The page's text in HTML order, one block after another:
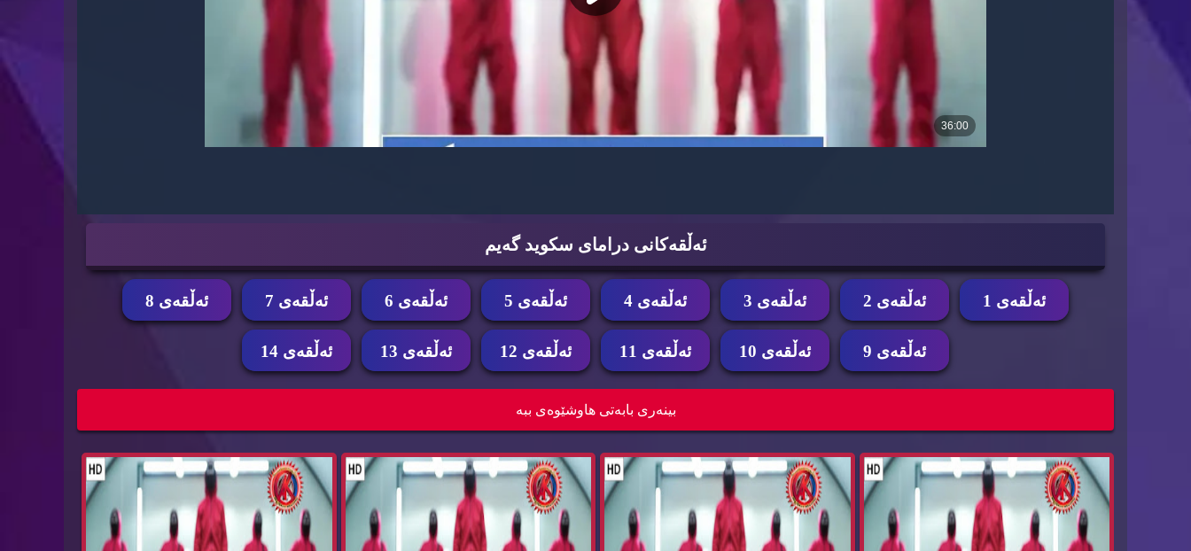
ئه‌ڵقه‌كانی درامای سكوید گه‌یم
ئه‌ڵقه‌ی 1 ئه‌ڵقه‌ی 2 ئه‌ڵقه‌ی 3 ئه‌ڵقه‌ی 4 ئه‌ڵقه‌ی 5 ئه‌ڵقه‌ی 6 ئه‌ڵقه‌ی 7 ئه‌ڵقه‌ی 8
ئه‌ڵقه‌ی 9 ئه‌ڵقه‌ی 10 ئه‌ڵقه‌ی 11 ئه‌ڵقه‌ی 12 ئه‌ڵقه‌ی 13 ئه‌ڵقه‌ی 14
بینه‌ری بابه‌تی هاوشێوه‌ی ببه‌
زنجیره‌ درامای سكوید گه‌یم ئه‌ڵقه‌ی 13 Squid
زنجیره‌ درامای سكوید گه‌یم ئه‌ڵقه‌ی 12 Squid
زنجیره‌ درامای سكوید گه‌یم ئه‌ڵقه‌ی 11 Squid
زنجیره‌ درامای سكوید گه‌یم ئه‌ڵقه‌ی 10 Squid